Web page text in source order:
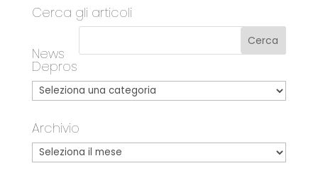
Cerca gli articoli
News
Depros
Archivio